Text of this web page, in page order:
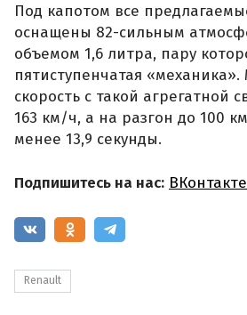
Под капотом все
оснащены 82-сильным
объемом 1,6 литра, пару
пятиступенчатая
скорость с такой агрегатной
163 км/ч, а на разгон до 100
менее 13,9 секунды.
Подпишитесь на нас: ВКонтакте
Renault